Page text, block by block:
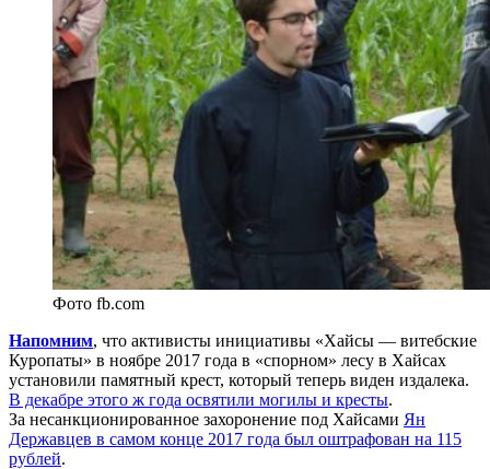
Фото fb.com
Напомним, что активисты инициативы «Хайсы — витебские
Куропаты» в ноябре 2017 года в «спорном» лесу в Хайсах
установили памятный крест, который теперь виден издалека.
В декабре этого ж года освятили могилы и кресты.
За несанкционированное захоронение под Хайсами Ян
Державцев в самом конце 2017 года был оштрафован на 115
рублей.